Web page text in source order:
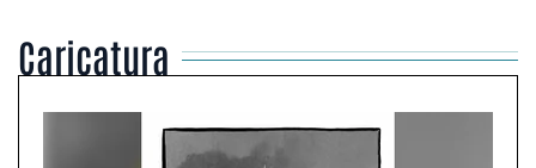
Caricatura